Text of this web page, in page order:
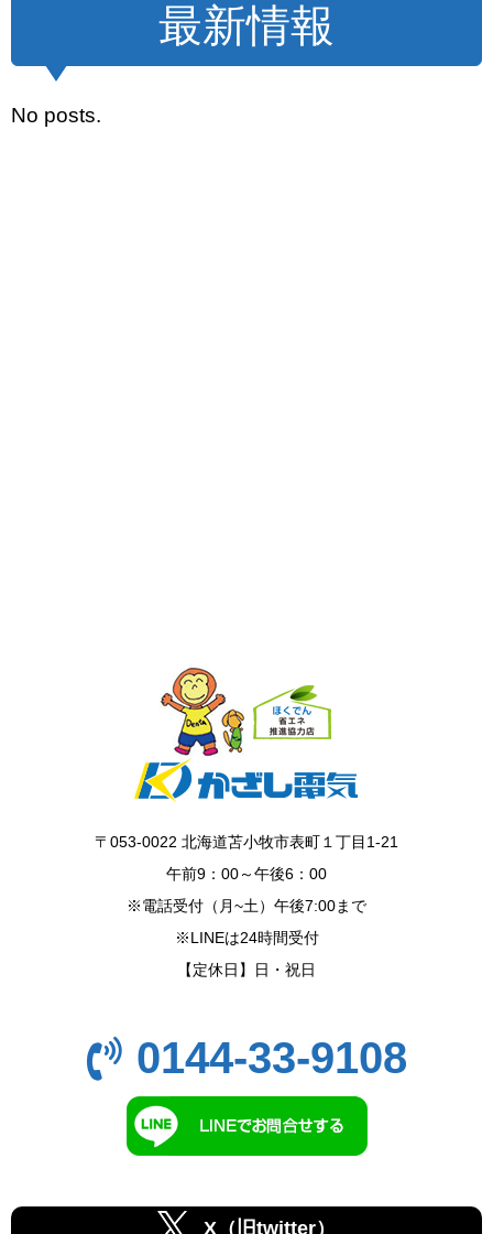
最新情報
No posts.
〒053-0022 北海道苫小牧市表町１丁目1-21
午前9：00～午後6：00
※電話受付（月~土）午後7:00まで
※LINEは24時間受付
【定休日】日・祝日
0144-33-9108
X（旧twitter）